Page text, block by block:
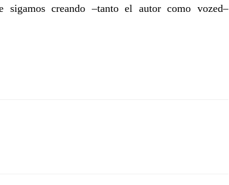
creando –tanto el autor como vozed–